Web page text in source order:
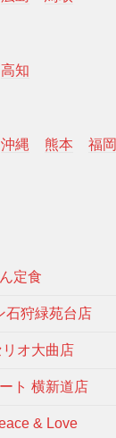
高知
沖縄 熊本 福岡
定食
石狩緑苑台店
リオ大曲店
ト 横新道店
& Love